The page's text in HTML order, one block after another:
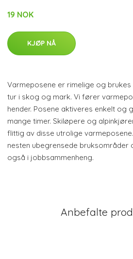
19 NOK
KJØP NÅ
Varmeposene er rimelige og
tur i skog og mark. Vi fører
hender. Posene aktiveres enkelt og
mange timer. Skiløpere og
flittig av disse utrolige
nesten ubegrensede
også i jobbsammenheng.
Anbefalte